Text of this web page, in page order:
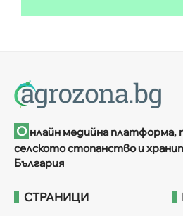
О нлайн медийна платформа,
селското стопанство и
България
СТРАНИЦИ